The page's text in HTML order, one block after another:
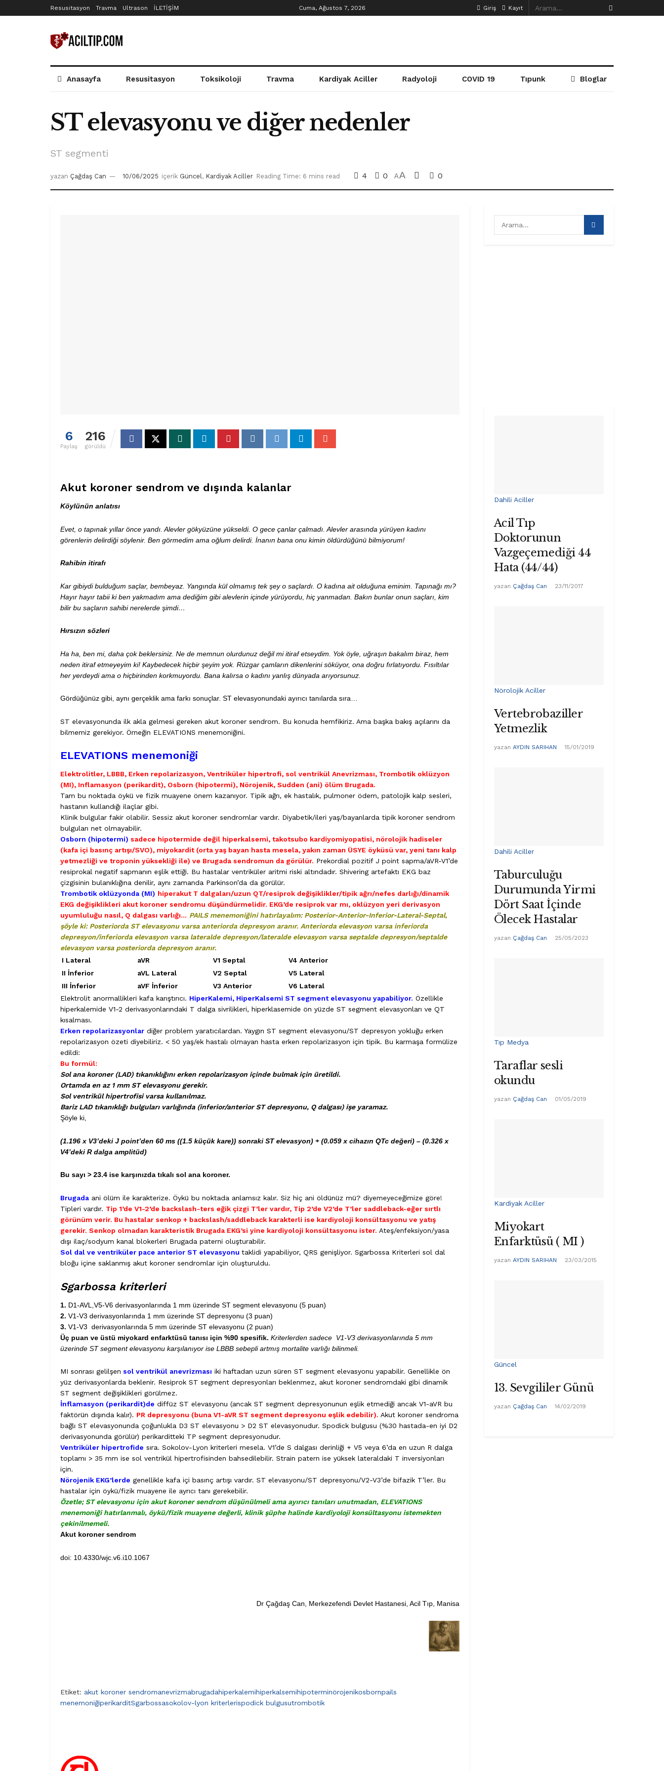
Resusitasyon Travma Ultrason İLETİŞİM Cuma, Ağustos 7, 2026 Giriş Kayıt
Anasayfa Resusitasyon Toksikoloji Travma Kardiyak Aciller Radyoloji COVID 19 Tıpunk Bloglar
ST elevasyonu ve diğer nedenler
ST segmenti
yazan Çağdaş Can 10/06/2025 içerik Güncel, Kardiyak Aciller Reading Time: 6 mins read 4 0 AA 0
6
Paylaş
216
görüldü
Akut koroner sendrom ve dışında kalanlar
Köylünün anlatısı
Evet, o tapınak yıllar önce yandı. Alevler gökyüzüne yükseldi. O gece çanlar çalmadı. Alevler arasında yürüyen kadını
görenlerin delirdiği söylenir. Ben görmedim ama oğlum delirdi. İnanın bana onu kimin öldürdüğünü bilmiyorum!
Rahibin itirafı
Kar gibiydi bulduğum saçlar, bembeyaz. Yangında kül olmamış tek şey o saçlardı. O kadına ait olduğuna eminim. Tapınağı mı?
Hayır hayır tabii ki ben yakmadım ama dediğim gibi alevlerin içinde yürüyordu, hiç yanmadan. Bakın bunlar onun saçları, kim
bilir bu saçların sahibi nerelerde şimdi…
Hırsızın sözleri
Ha ha, ben mi, daha çok beklersiniz. Ne de memnun olurdunuz değil mi itiraf etseydim. Yok öyle, uğraşın bakalım biraz, hem
neden itiraf etmeyeyim ki! Kaybedecek hiçbir şeyim yok. Rüzgar çamların dikenlerini söküyor, ona doğru fırlatıyordu. Fısıltılar
her yerdeydi ama o hiçbirinden korkmuyordu. Bana kalırsa o kadını yanlış dünyada arıyorsunuz.
Gördüğünüz gibi, aynı gerçeklik ama farkı sonuçlar. ST elevasyonundaki ayırıcı tanılarda sıra…
ST elevasyonunda ilk akla gelmesi gereken akut koroner sendrom. Bu konuda hemfikiriz. Ama başka bakış açılarını da
bilmemiz gerekiyor. Örneğin ELEVATIONS menemoniğini.
ELEVATIONS menemoniği
Elektrolitler, LBBB, Erken repolarizasyon, Ventriküler hipertrofi, sol ventrikül Anevrizması, Trombotik oklüzyon
(MI), Inflamasyon (perikardit), Osborn (hipotermi), Nörojenik, Sudden (ani) ölüm Brugada.
Tam bu noktada öykü ve fizik muayene önem kazanıyor. Tipik ağrı, ek hastalık, pulmoner ödem, patolojik kalp sesleri,
hastanın kullandığı ilaçlar gibi.
Klinik bulgular fakir olabilir. Sessiz akut koroner sendromlar vardır. Diyabetik/ileri yaş/bayanlarda tipik koroner sendrom
bulguları net olmayabilir.
Osborn (hipotermi) sadece hipotermide değil hiperkalsemi, takotsubo kardiyomiyopatisi, nörolojik hadiseler
(kafa içi basınç artışı/SVO), miyokardit (orta yaş bayan hasta mesela, yakın zaman ÜSYE öyküsü var, yeni tanı kalp
yetmezliği ve troponin yüksekliği ile) ve Brugada sendromun da görülür. Prekordial pozitif J point sapma/aVR-V1’de
resiprokal negatif sapmanın eşlik ettiği. Bu hastalar ventriküler aritmi riski altındadır. Shivering artefaktı EKG baz
çizgisinin bulanıklığına denilir, aynı zamanda Parkinson’da da görülür.
Trombotik oklüzyonda (MI) hiperakut T dalgaları/uzun QT/resiprok değişiklikler/tipik ağrı/nefes darlığı/dinamik
EKG değişiklikleri akut koroner sendromu düşündürmelidir. EKG’de resiprok var mı, oklüzyon yeri derivasyon
uyumluluğu nasıl, Q dalgası varlığı… PAILS menemoniğini hatırlayalım: Posterior-Anterior-Inferior-Lateral-Septal,
şöyle ki: Posteriorda ST elevasyonu varsa anteriorda depresyon aranır. Anteriorda elevasyon varsa inferiorda
depresyon/inferiorda elevasyon varsa lateralde depresyon/lateralde elevasyon varsa septalde depresyon/septalde
elevasyon varsa posteriorda depresyon aranır.
I Lateral
aVR V1 Septal
V4 Anterior
II İnferior
aVL Lateral V2 Septal
V5 Lateral
III İnferior
aVF İnferior V3 Anterior
V6 Lateral
Elektrolit anormallikleri kafa karıştırıcı. HiperKalemi, HiperKalsemi ST segment elevasyonu yapabiliyor. Özellikle
hiperkalemide V1-2 derivasyonlarındaki T dalga sivrilikleri, hiperklasemide ön yüzde ST segment elevasyonları ve QT
kısalması.
Erken repolarizasyonlar diğer problem yaratıcılardan. Yaygın ST segment elevasyonu/ST depresyon yokluğu erken
repolarizasyon özeti diyebiliriz. < 50 yaş/ek hastalı olmayan hasta erken repolarizasyon için tipik. Bu karmaşa formülize
edildi:
Bu formül:
Sol ana koroner (LAD) tıkanıklığını erken repolarizasyon içinde bulmak için üretildi.
Ortamda en az 1 mm ST elevasyonu gerekir.
Sol ventrikül hipertrofisi varsa kullanılmaz.
Bariz LAD tıkanıklığı bulguları varlığında (inferior/anterior ST depresyonu, Q dalgası) işe yaramaz.
Şöyle ki,
(1.196 x V3’deki J point’den 60 ms ((1.5 küçük kare)) sonraki ST elevasyon) + (0.059 x cihazın QTc değeri) – (0.326 x
V4’deki R dalga amplitüd)
Bu sayı > 23.4 ise karşınızda tıkalı sol ana koroner.
Brugada ani ölüm ile karakterize. Öykü bu noktada anlamsız kalır. Siz hiç ani öldünüz mü? diyemeyeceğimize göre!
Tipleri vardır. Tip 1’de V1-2’de backslash-ters eğik çizgi T’ler vardır, Tip 2’de V2’de T’ler saddleback-eğer sırtlı
görünüm verir. Bu hastalar senkop + backslash/saddleback karakterli ise kardiyoloji konsültasyonu ve yatış
gerekir. Senkop olmadan karakteristik Brugada EKG’si yine kardiyoloji konsültasyonu ister. Ateş/enfeksiyon/yasa
dışı ilaç/sodyum kanal blokerleri Brugada paterni oluşturabilir.
Sol dal ve ventriküler pace anterior ST elevasyonu taklidi yapabiliyor, QRS genişliyor. Sgarbossa Kriterleri sol dal
bloğu içine saklanmış akut koroner sendromlar için oluşturuldu.
Sgarbossa kriterleri
1. D1-AVL,V5-V6 derivasyonlarında 1 mm üzerinde ST segment elevasyonu (5 puan)
2. V1-V3 derivasyonlarında 1 mm üzerinde ST depresyonu (3 puan)
3. V1-V3 derivasyonlarında 5 mm üzerinde ST elevasyonu (2 puan)
Üç puan ve üstü miyokard enfarktüsü tanısı için %90 spesifik. Kriterlerden sadece V1-V3 derivasyonlarında 5 mm
üzerinde ST segment elevasyonu karşılanıyor ise LBBB sebepli artmış mortalite varlığı bilinmeli.
MI sonrası gelilşen sol ventrikül anevrizması iki haftadan uzun süren ST segment elevasyonu yapabilir. Genellikle ön
yüz derivasyonlarda beklenir. Resiprok ST segment depresyonları beklenmez, akut koroner sendromdaki gibi dinamik
ST segment değişiklikleri görülmez.
İnflamasyon (perikardit)de diffüz ST elevasyonu (ancak ST segment depresyonunun eşlik etmediği ancak V1-aVR bu
faktörün dışında kalır). PR depresyonu (buna V1-aVR ST segment depresyonu eşlik edebilir). Akut koroner sendroma
bağlı ST elevasyonunda çoğunlukla D3 ST elevasyonu > D2 ST elevasyonudur. Spodick bulgusu (%30 hastada-en iyi D2
derivasyonunda görülür) perikarditteki TP segment depresyonudur.
Ventriküler hipertrofide sıra. Sokolov-Lyon kriterleri mesela. V1’de S dalgası derinliği + V5 veya 6’da en uzun R dalga
toplamı > 35 mm ise sol ventrikül hipertrofisinden bahsedilebilir. Strain patern ise yüksek lateraldaki T inversiyonları
için.
Nörojenik EKG’lerde genellikle kafa içi basınç artışı vardır. ST elevasyonu/ST depresyonu/V2-V3’de bifazik T’ler. Bu
hastalar için öykü/fizik muayene ile ayrıcı tanı gerekebilir.
Özetle; ST elevasyonu için akut koroner sendrom düşünülmeli ama ayırıcı tanıları unutmadan, ELEVATIONS
menemoniği hatırlanmalı, öykü/fizik muayene değerli, klinik şüphe halinde kardiyoloji konsültasyonu istemekten
çekinilmemeli.
Akut koroner sendrom
doi: 10.4330/wjc.v6.i10.1067
Dr Çağdaş Can, Merkezefendi Devlet Hastanesi, Acil Tıp, Manisa
Etiket: akut koroner sendromanevrizmabrugadahiperkalemihiperkalsemihipoterminörojenikosbornpails
menemoniğiperikarditSgarbossasokolov-lyon kriterlerispodick bulgusutrombotik
Dahili Aciller
Acil Tıp
Doktorunun
Vazgeçemediği 44
Hata (44/44)
yazan Çağdaş Can 23/11/2017
Nörolojik Aciller
Vertebrobaziller
Yetmezlik
yazan AYDIN SARIHAN 15/01/2019
Dahili Aciller
Taburculuğu
Durumunda Yirmi
Dört Saat İçinde
Ölecek Hastalar
yazan Çağdaş Can 25/05/2023
Tıp Medya
Taraflar sesli
okundu
yazan Çağdaş Can 01/05/2019
Kardiyak Aciller
Miyokart
Enfarktüsü ( MI )
yazan AYDIN SARIHAN 23/03/2015
Güncel
13. Sevgililer Günü
yazan Çağdaş Can 14/02/2019